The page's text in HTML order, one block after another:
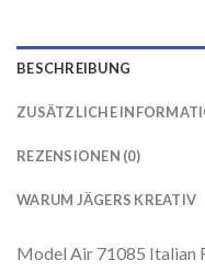
BESCHREIBUNG
ZUSÄTZLICHE
REZENSIONEN (0)
WARUM JÄGERS KREATIV
Model Air 71085 Italian